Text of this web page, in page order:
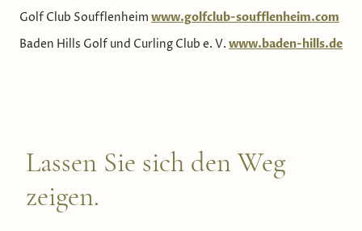
Golf Club Soufflenheim www.golfclub-soufflenheim.com
Baden Hills Golf und Curling Club e. V. www.baden-hills.de
Lassen Sie sich den Weg
zeigen.